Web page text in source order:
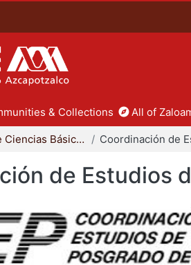
& Collections All of
División de Ciencias Básicas e Ingeniería
de Estudios